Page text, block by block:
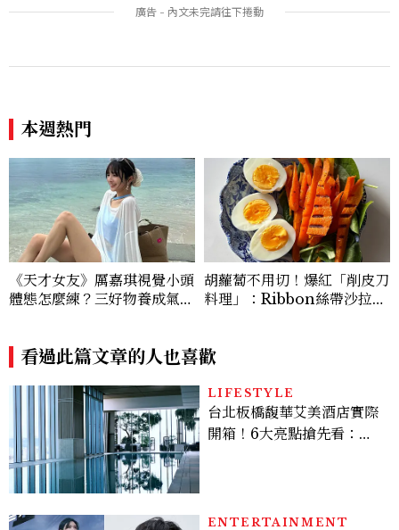
王、靠「這招」養成17吋螞蟻
本週熱門
《天才女友》厲嘉琪視覺小頭
體態怎麼練？三好物養成氣血
胡蘿蔔不用切！爆紅「削皮刀
料理」：Ribbon絲帶沙拉、
看過此篇文章的人也喜歡
LIFESTYLE
台北板橋馥華艾美酒店實際
開箱！6大亮點搶先看：新
ENTERTAINMENT